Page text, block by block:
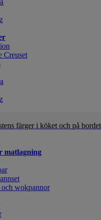
Creuset
färger i köket och på
matlagning
och wokpannor